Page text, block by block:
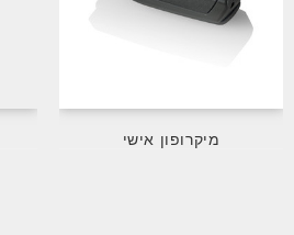
מיקרופון אישי